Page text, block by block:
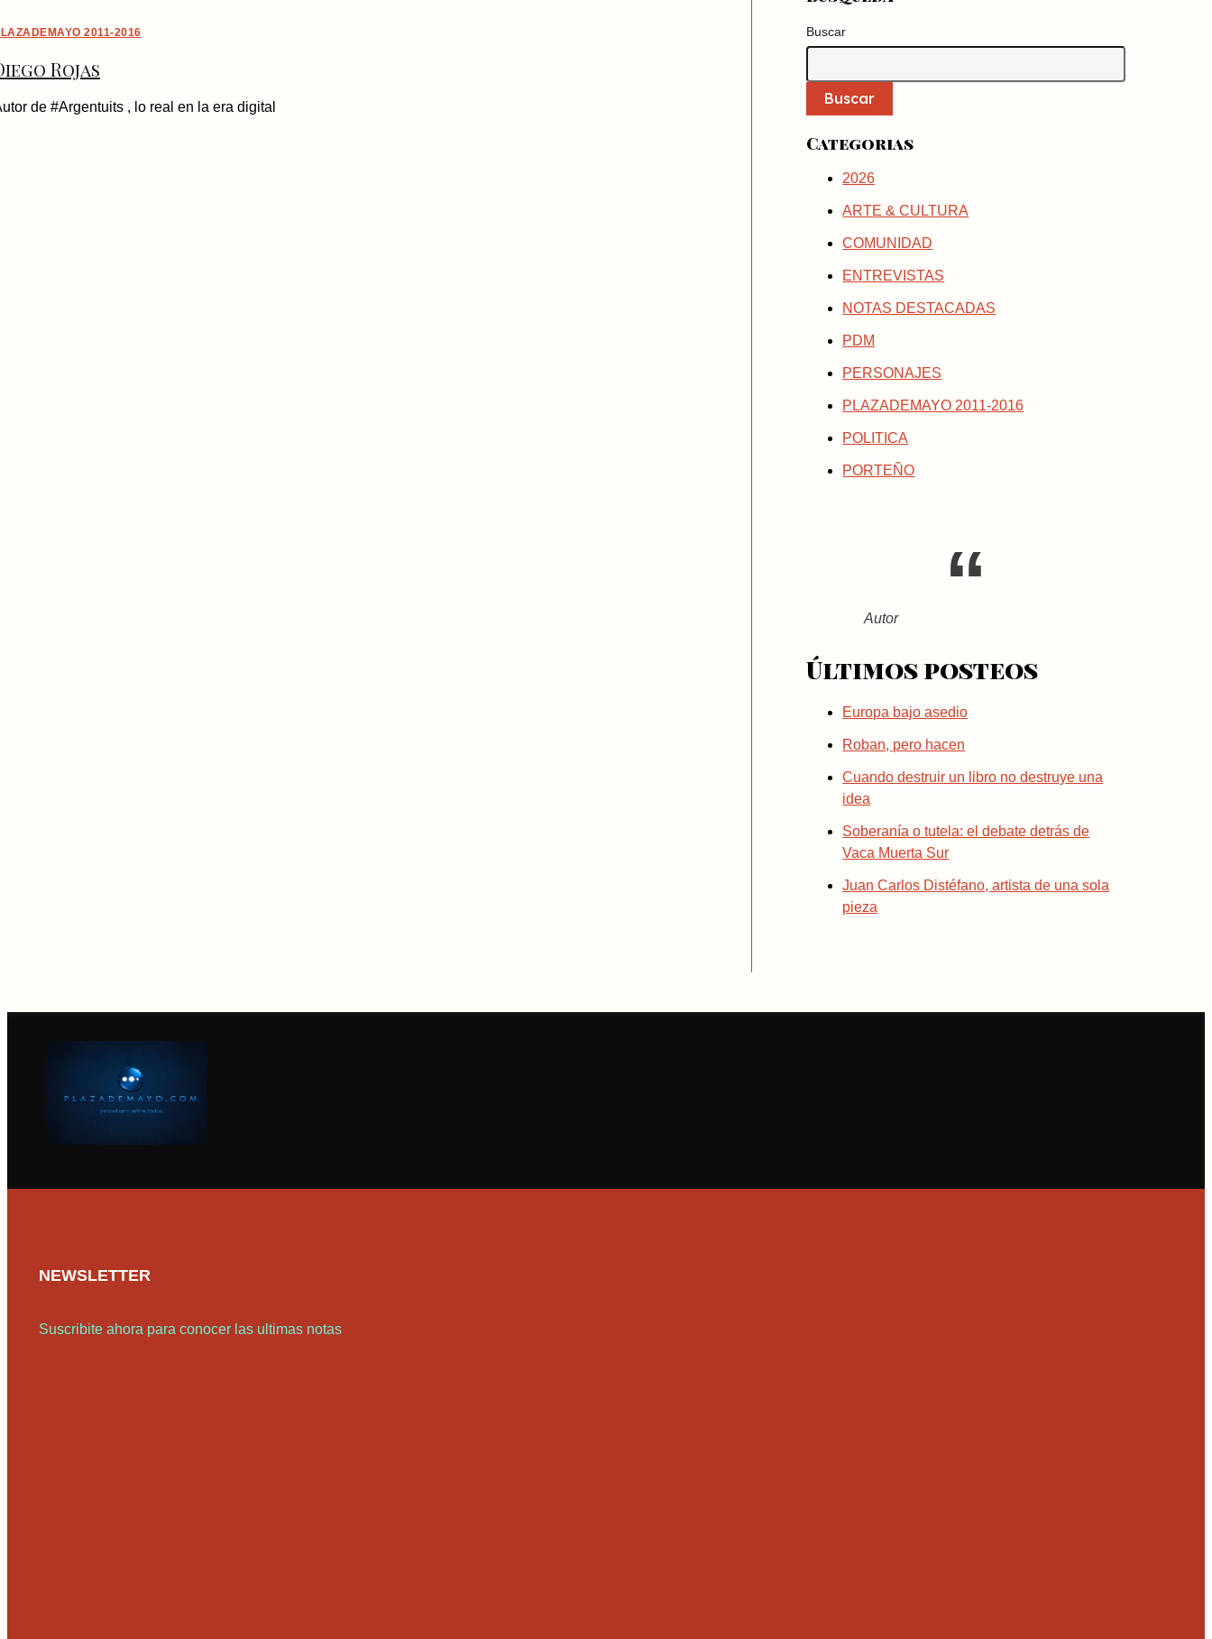
2011-2016
Rojas
de #Argentuits , lo real en la era digital
Buscar
Buscar
Categorias
2026
ARTE & CULTURA
COMUNIDAD
ENTREVISTAS
NOTAS DESTACADAS
PDM
PERSONAJES
PLAZADEMAYO 2011-2016
POLITICA
PORTEÑO
Autor
Últimos posteos
Europa bajo asedio
Roban, pero hacen
Cuando destruir un libro no destruye una
idea
Soberanía o tutela: el debate detrás de
Vaca Muerta Sur
Juan Carlos Distéfano, artista de una sola
pieza
NEWSLETTER
Suscribite ahora para conocer las ultimas notas